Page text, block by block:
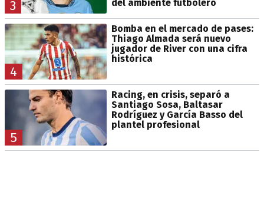
3 del ambiente futbolero
4
Bomba en el mercado de pases:
Thiago Almada será nuevo
jugador de River con una cifra
histórica
5
Racing, en crisis, separó a
Santiago Sosa, Baltasar
Rodríguez y García Basso del
plantel profesional